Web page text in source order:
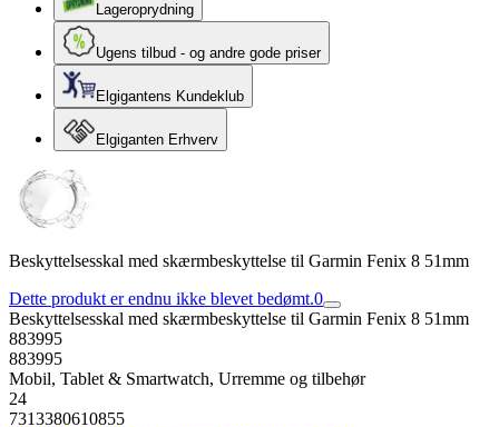
Lageroprydning
Ugens tilbud - og andre gode priser
Elgigantens Kundeklub
Elgiganten Erhverv
Beskyttelsesskal med skærmbeskyttelse til Garmin Fenix 8 51mm
Dette produkt er endnu ikke blevet bedømt.0
Beskyttelsesskal med skærmbeskyttelse til Garmin Fenix 8 51mm
883995
883995
Mobil, Tablet & Smartwatch, Urremme og tilbehør
24
7313380610855